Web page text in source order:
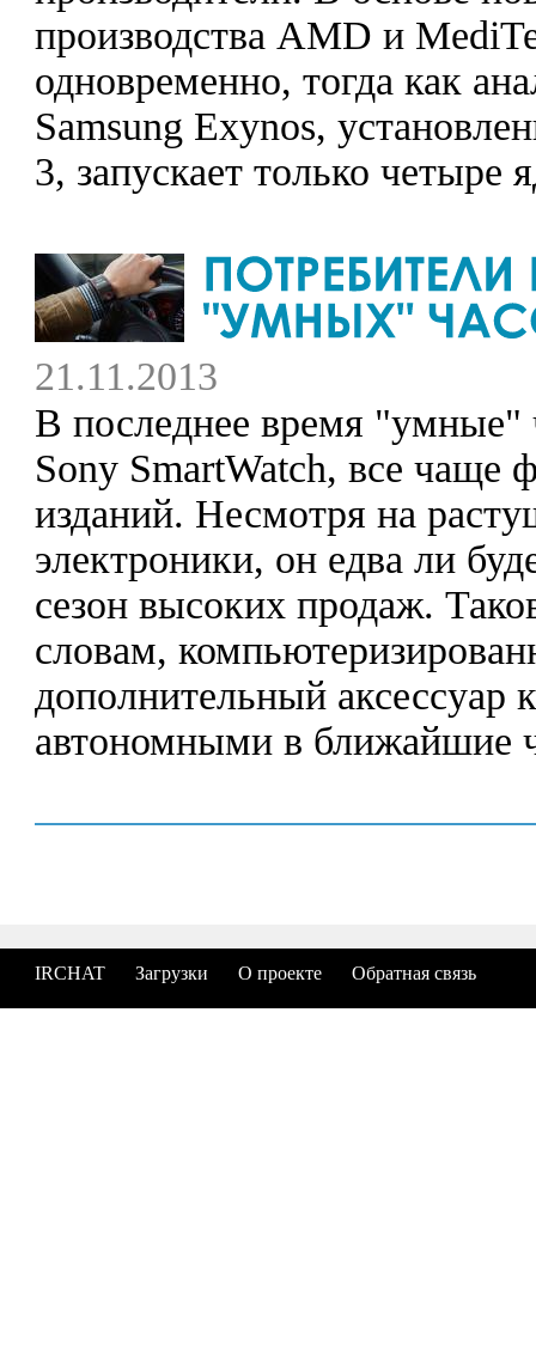
производства AMD и
одновременно, тогда как
Samsung Exynos,
3, запускает только четыре
21.11.2013
В последнее время "умные"
Sony SmartWatch, все чаще
изданий. Несмотря на
электроники, он едва ли
сезон высоких продаж.
словам,
дополнительный аксессуар
автономными в ближайшие
IRCHAT Загрузки О проекте Обратная связь